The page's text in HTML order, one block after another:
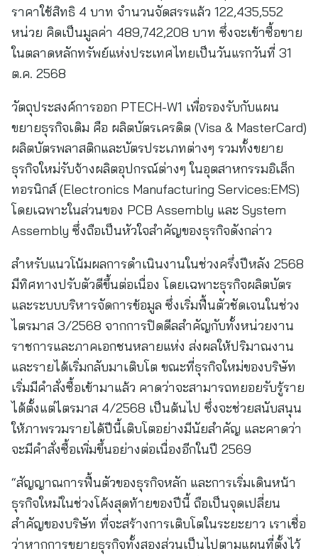
ราคาใช้สิทธิ 4 บาท จำนวนจัดสรรแล้ว 122,435,552
หน่วย คิดเป็นมูลค่า 489,742,208 บาท ซึ่งจะเข้าซื้อขาย
ในตลาดหลักทรัพย์แห่งประเทศไทยเป็นวันแรกวันที่ 31
ต.ค. 2568
วัตถุประสงค์การออก PTECH-W1 เพื่อรองรับกับแผน
ขยายธุรกิจเดิม คือ ผลิตบัตรเครดิต (Visa & MasterCard)
ผลิตบัตรพลาสติกและบัตรประเภทต่างๆ รวมทั้งขยาย
ธุรกิจใหม่รับจ้างผลิตอุปกรณ์ต่างๆ ในอุตสาหกรรมอิเล็ก
ทอรนิกส์ (Electronics Manufacturing Services:EMS)
โดยเฉพาะในส่วนของ PCB Assembly และ System
Assembly ซึ่งถือเป็นหัวใจสำคัญของธุรกิจดังกล่าว
สำหรับแนวโน้มผลการดำเนินงานในช่วงครึ่งปีหลัง 2568
มีทิศทางปรับตัวดีขึ้นต่อเนื่อง โดยเฉพาะธุรกิจผลิตบัตร
และระบบบริหารจัดการข้อมูล ซึ่งเริ่มฟื้นตัวชัดเจนในช่วง
ไตรมาส 3/2568 จากการปิดดีลสำคัญกับทั้งหน่วยงาน
ราชการและภาคเอกชนหลายแห่ง ส่งผลให้ปริมาณงาน
และรายได้เริ่มกลับมาเติบโต ขณะที่ธุรกิจใหม่ของบริษัท
เริ่มมีคำสั่งซื้อเข้ามาแล้ว คาดว่าจะสามารถทยอยรับรู้ราย
ได้ตั้งแต่ไตรมาส 4/2568 เป็นต้นไป ซึ่งจะช่วยสนับสนุน
ให้ภาพรวมรายได้ปีนี้เติบโตอย่างมีนัยสำคัญ และคาดว่า
จะมีคำสั่งซื้อเพิ่มขึ้นอย่างต่อเนื่องอีกในปี 2569
“สัญญาณการฟื้นตัวของธุรกิจหลัก และการเริ่มเดินหน้า
ธุรกิจใหม่ในช่วงโค้งสุดท้ายของปีนี้ ถือเป็นจุดเปลี่ยน
สำคัญของบริษัท ที่จะสร้างการเติบโตในระยะยาว เราเชื่อ
ว่าหากการขยายธุรกิจทั้งสองส่วนเป็นไปตามแผนที่ตั้งไว้